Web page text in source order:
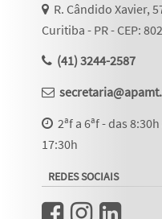
R. Cândido Xavier,
Curitiba - PR - CEP:
(41) 3244-2587
2ªf a 6ªf - das
17:30h
REDES SOCIAIS